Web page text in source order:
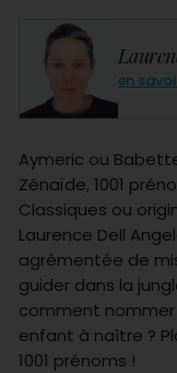
en
Aymeric ou
Zénaïde, 1001
Classiques ou
Laurence Dell
agrémentée de
guider dans la
comment
enfant à naître ?
1001 prénoms !